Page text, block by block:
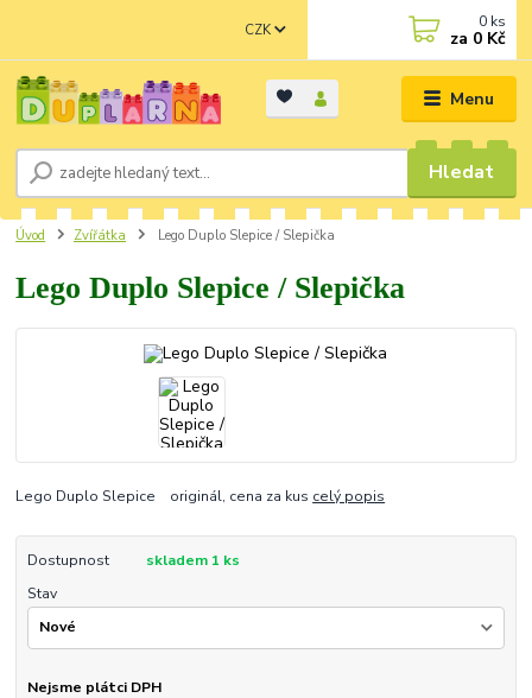
Menu
CZK
Hledat
0 ks
za 0 Kč
Úvod Zvířátka Lego Duplo Slepice / Slepička
Lego Duplo Slepice / Slepička
Lego Duplo Slepice originál, cena za kus celý popis
Dostupnost
skladem 1 ks
Stav
Nejsme plátci DPH